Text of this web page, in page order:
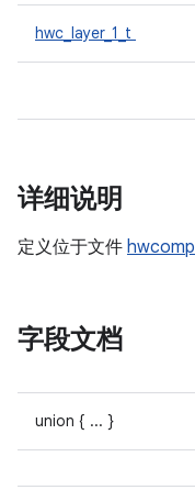
hwc_layer_1_t
详细说明
定义位于文件
字段文档
union { ... }